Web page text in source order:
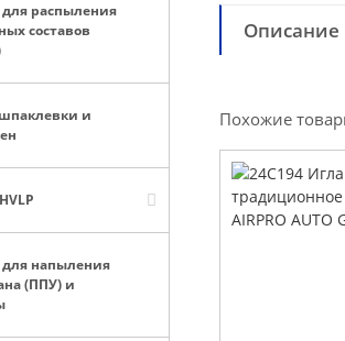
распыления
составов
и
напыления
(ППУ) и
Описание
Похожие